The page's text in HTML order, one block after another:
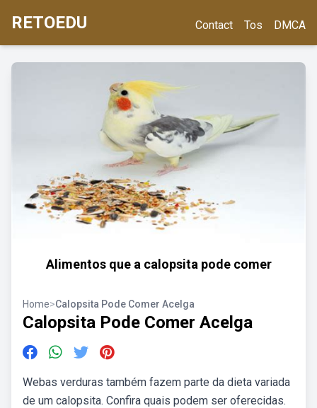
RETOEDU Contact Tos DMCA
Alimentos que a calopsita pode comer
Home>Calopsita Pode Comer Acelga
Calopsita Pode Comer Acelga
Webas verduras também fazem parte da dieta variada
de um calopsita. Confira quais podem ser oferecidas.